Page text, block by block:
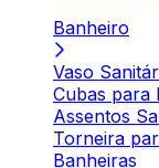
Banheiro
Vaso
Cubas para
Assentos
Torneira
Banheiras